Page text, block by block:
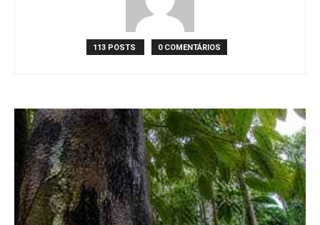
113 POSTS 0 COMENTÁRIOS